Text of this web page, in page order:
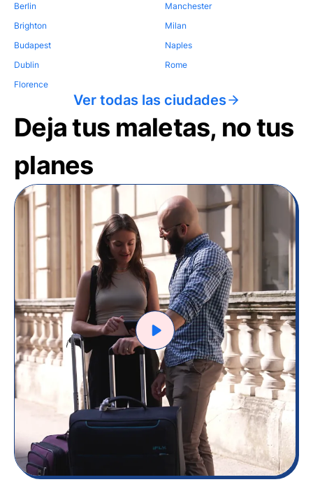
Berlin
Brighton
Budapest
Dublin
Florence
Manchester
Milan
Naples
Rome
Ver todas las ciudades
Deja tus maletas, no tus
planes